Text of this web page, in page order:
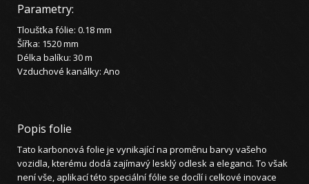
Parametry:
Tloušťka fólie: 0.18 mm
Šířka: 1520 mm
Délka balíku: 30 m
Vzduchové kanálky: Ano
Popis folie
Tato karbonová folie je vynikající na proměnu barvy vašeho
vozidla, kterému dodá zajímavý lesklý odlesk a eleganci. To však
není vše, aplikací této speciální fólie se docílí i celkové inovace